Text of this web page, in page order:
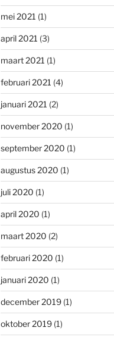
mei 2021 (1)
april 2021 (3)
maart 2021 (1)
februari 2021 (4)
januari 2021 (2)
november 2020 (1)
september 2020 (1)
augustus 2020 (1)
juli 2020 (1)
april 2020 (1)
maart 2020 (2)
februari 2020 (1)
januari 2020 (1)
december 2019(1)
oktober 2019(1)